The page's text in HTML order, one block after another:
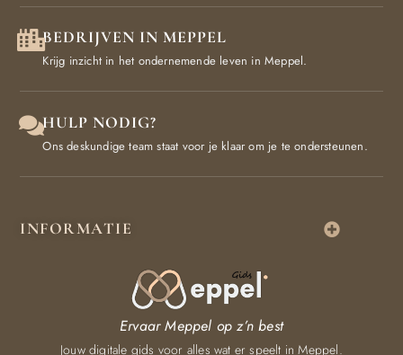
BEDRIJVEN IN MEPPEL
Krijg inzicht in het ondernemende leven in Meppel.
HULP NODIG?
Ons deskundige team staat voor je klaar om je te ondersteunen.
INFORMATIE
Ervaar Meppel op z’n best
Jouw digitale gids voor alles wat er speelt in Meppel.